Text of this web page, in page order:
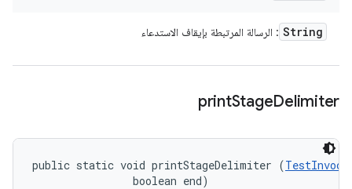
String : الرسالة المرتبطة بإيقاف الاستدعاء
printStageDelimiter
public static void printStageDelimiter (
                boolean end)